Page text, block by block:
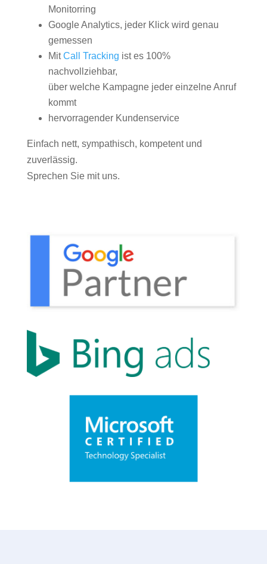
Monitorring
Google Analytics, jeder Klick wird genau
gemessen
MitCall Tracking ist es 100%
nachvollziehbar,
über welche Kampagne jeder einzelne Anruf
kommt
hervorragender Kundenservice
Einfach nett, sympathisch, kompetent und
zuverlässig.
Sprechen Sie mit uns.